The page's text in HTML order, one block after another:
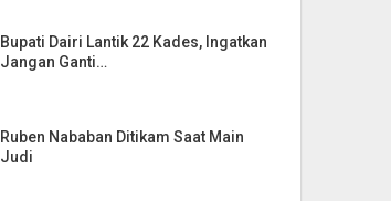
Bupati Dairi Lantik 22 Kades, Ingatkan
Jangan Ganti…
Ruben Nababan Ditikam Saat Main
Judi